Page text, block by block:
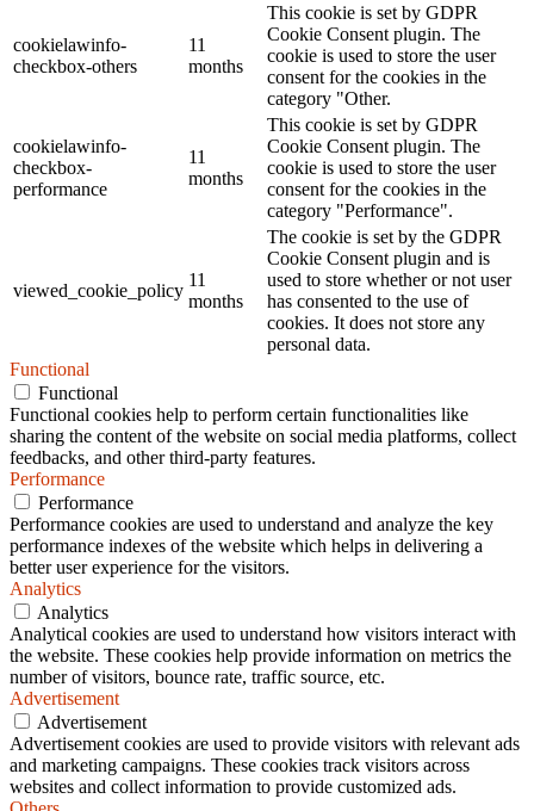
cookielawinfo-
checkbox-others
11
months
This cookie is set by GDPR
Cookie Consent plugin. The
cookie is used to store the user
consent for the cookies in the
category "Other.
cookielawinfo-
checkbox-
performance
11
months
This cookie is set by GDPR
Cookie Consent plugin. The
cookie is used to store the user
consent for the cookies in the
category "Performance".
viewed_cookie_policy
11
months
The cookie is set by the GDPR
Cookie Consent plugin and is
used to store whether or not user
has consented to the use of
cookies. It does not store any
personal data.
Functional
Functional
Functional cookies help to perform certain functionalities like
sharing the content of the website on social media platforms, collect
feedbacks, and other third-party features.
Performance
Performance
Performance cookies are used to understand and analyze the key
performance indexes of the website which helps in delivering a
better user experience for the visitors.
Analytics
Analytics
Analytical cookies are used to understand how visitors interact with
the website. These cookies help provide information on metrics the
number of visitors, bounce rate, traffic source, etc.
Advertisement
Advertisement
Advertisement cookies are used to provide visitors with relevant ads
and marketing campaigns. These cookies track visitors across
websites and collect information to provide customized ads.